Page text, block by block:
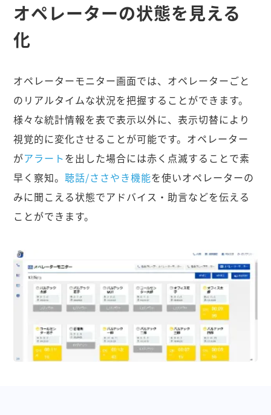
オペレーターの状態を見える
化
オペレーターモニター画面では、オペレーターごと
のリアルタイムな状況を把握することができます。
様々な統計情報を表で表示以外に、表示切替により
視覚的に変化させることが可能です。オペレーター
がアラートを出した場合には赤く点滅することで素
早く察知。聴話/ささやき機能を使いオペレーターの
みに聞こえる状態でアドバイス・助言などを伝える
ことができます。